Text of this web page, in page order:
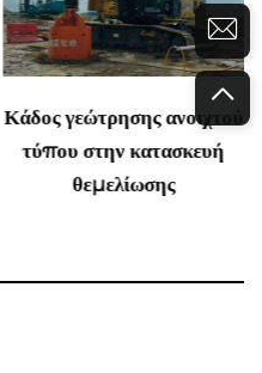
Κάδος γεώτρησης ανοιχτού
τύπου στην κατασκευή
θεμελίωσης